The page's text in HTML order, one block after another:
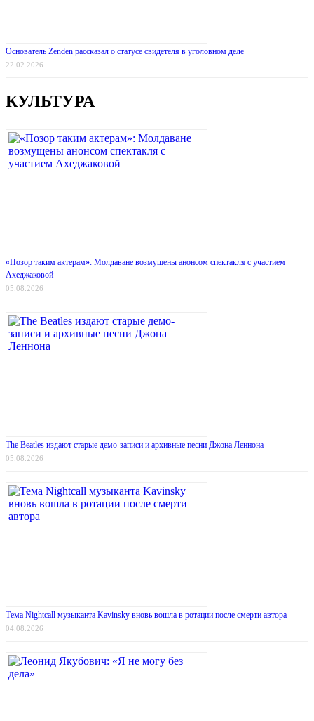
Основатель Zenden рассказал о статусе свидетеля в уголовном деле
22.02.2026
КУЛЬТУРА
«Позор таким актерам»: Молдаване возмущены анонсом спектакля с участием
Ахеджаковой
05.08.2026
The Beatles издают старые демо-записи и архивные песни Джона Леннона
05.08.2026
Тема Nightcall музыканта Kavinsky вновь вошла в ротации после смерти автора
04.08.2026